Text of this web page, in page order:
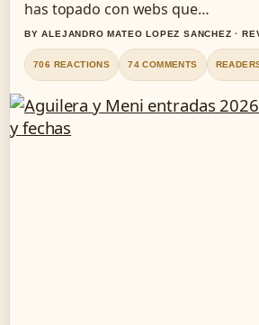
has topado con webs que…
BY ALEJANDRO MATEO LOPEZ SANCHEZ ·
706 REACTIONS 74 COMMENTS